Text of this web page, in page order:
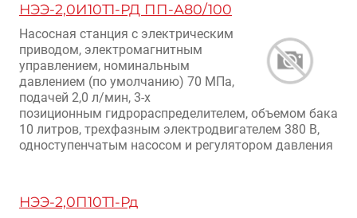
НЭЭ-2,0И10Т1-РД ПП-А80/100
Насосная станция с электрическим
приводом, электромагнитным
управлением, номинальным
давлением (по умолчанию) 70 МПа,
подачей 2,0 л/мин, 3-х
позиционным гидрораспределителем, объемом бака
10 литров, трехфазным электродвигателем 380 В,
одноступенчатым насосом и регулятором давления
НЭЭ-2,0П10Т1-Рд